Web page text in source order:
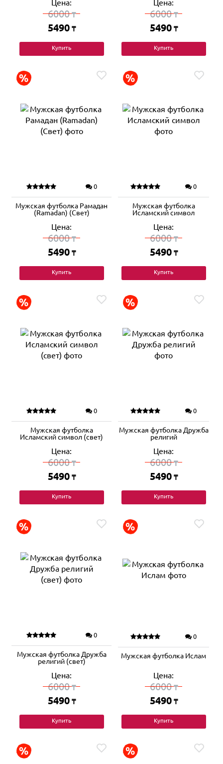
Цена:
6000₸
5490 ₸
Купить
Цена:
6000₸
5490 ₸
Купить
0
Мужская футболка Рамадан
(Ramadan) (Свет)
Цена:
6000₸
5490 ₸
Купить
0
Мужская футболка
Исламский символ
Цена:
6000₸
5490 ₸
Купить
0
Мужская футболка
Исламский символ (свет)
Цена:
6000₸
5490 ₸
Купить
0
Мужская футболка Дружба
религий
Цена:
6000₸
5490 ₸
Купить
0
Мужская футболка Дружба
религий (свет)
Цена:
6000₸
5490 ₸
Купить
0
Мужская футболка Ислам
Цена:
6000₸
5490 ₸
Купить